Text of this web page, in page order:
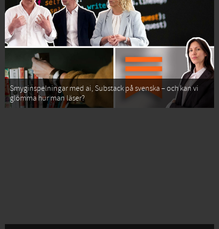
Smyginspelningar med ai, Substack på svenska – och kan vi
glömma hur man läser?